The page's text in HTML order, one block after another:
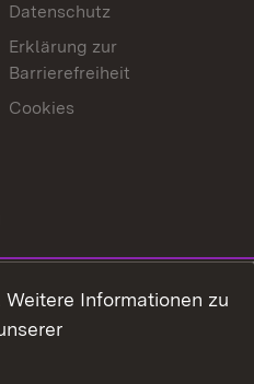
Datenschutz
Erklärung zur
Barrierefreiheit
Cookies
Informationen zu